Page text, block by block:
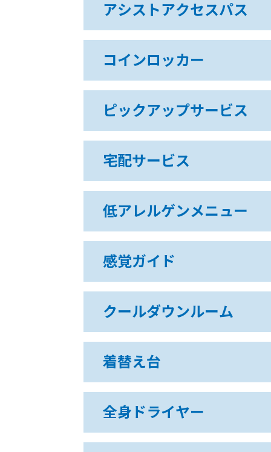
アシストアクセスパス
コインロッカー
ピックアップサービス
宅配サービス
低アレルゲンメニュー
感覚ガイド
クールダウンルーム
着替え台
全身ドライヤー